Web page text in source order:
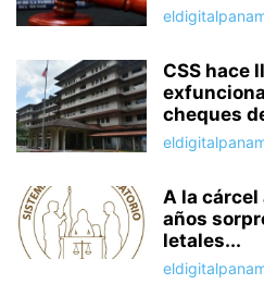
CSS hace
cheques
A la cárcel
años
letales...